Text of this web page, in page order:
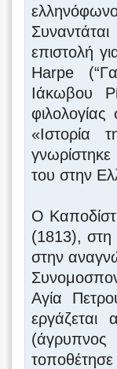
επιστολή
Harpe
Ιάκωβου
«Ιστορία
του στην
Ο
(1813), στη
στην
Αγία
εργάζεται